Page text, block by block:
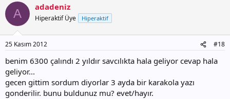
A adadeniz
Hiperaktif Üye Hiperaktif
25 Kasım 2012 #18
benim 6300 çalındı 2 yıldır savcılıkta hala geliyor cevap hala
geliyor...
gecen gittim sordum diyorlar 3 ayda bir karakola yazı
gonderilir. bunu buldunuz mu? evet/hayır.